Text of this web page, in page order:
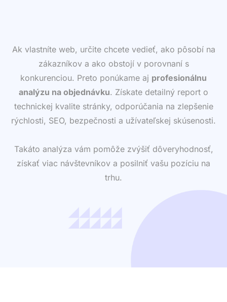
Ak vlastníte web, určite chcete vedieť, ako pôsobí na
zákazníkov a ako obstojí v porovnaní s
konkurenciou. Preto ponúkame aj profesionálnu
analýzu na objednávku. Získate detailný report o
technickej kvalite stránky, odporúčania na zlepšenie
rýchlosti, SEO, bezpečnosti a užívateľskej skúsenosti.
Takáto analýza vám pomôže zvýšiť dôveryhodnosť,
získať viac návštevníkov a posilniť vašu pozíciu na
trhu.